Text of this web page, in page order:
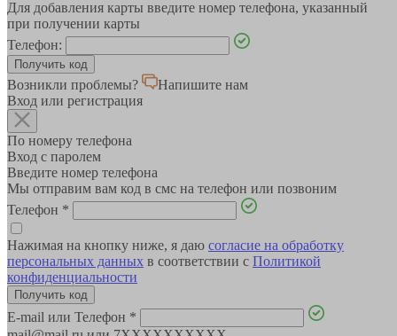
Для добавления карты введите номер телефона, указанный
при получении карты
Телефон:
Возникли проблемы?
Напишите нам
Вход или регистрация
По номеру телефона
Вход с паролем
Введите номер телефона
Мы отправим вам код в смс на телефон или позвоним
Телефон *
Нажимая на кнопку ниже, я даю согласие на обработку
персональных данных в соответствии с Политикой
конфиденциальности
E-mail или Телефон *